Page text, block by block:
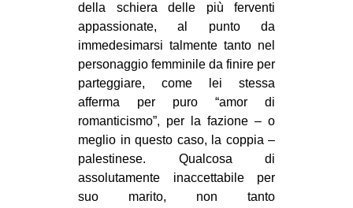
della schiera delle più ferventi
appassionate, al punto da
immedesimarsi talmente tanto nel
personaggio femminile da finire per
parteggiare, come lei stessa
afferma per puro “amor di
romanticismo”, per la fazione – o
meglio in questo caso, la coppia –
palestinese. Qualcosa di
assolutamente inaccettabile per
suo marito, non tanto